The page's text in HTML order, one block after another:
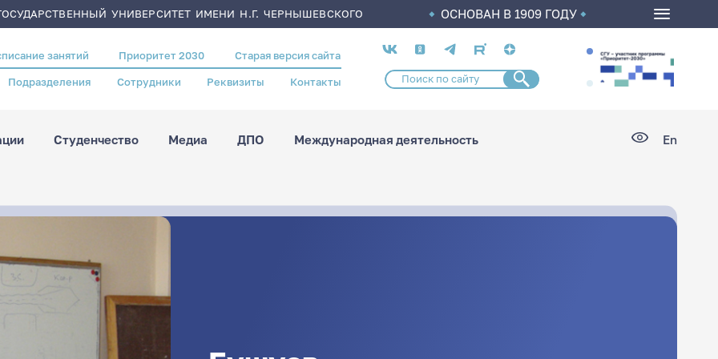
УНИВЕРСИТЕТ ИМЕНИ Н.Г. ЧЕРНЫШЕВСКОГО ОСНОВАН В 1909 ГОДУ
занятий Приоритет 2030 Старая версия сайта
Подразделения Сотрудники Реквизиты Контакты
Социальные
сети
Студенчество Медиа ДПО Международная деятельность En